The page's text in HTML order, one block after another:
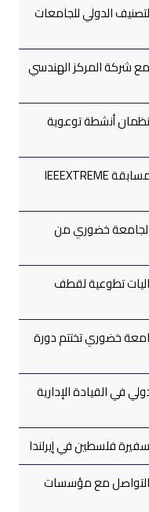
الدولي للجامعات
شركة المركز الهندسي
أنشطة توعوية
خضوري تحقق المرتبة الثانية بمسابقة IEEEXTREME
لجامعة خضوري من
تطوعية لقطف
خضوري تختتم دورة
في القيادة الإدارية
فلسطين في إيرلندا
مع مؤسسات